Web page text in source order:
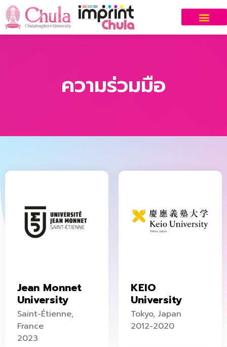
ความร่วมมือ
Jean Monnet
University
Saint-Étienne,
France
2023
KEIO
University
Tokyo, Japan
2012-2020